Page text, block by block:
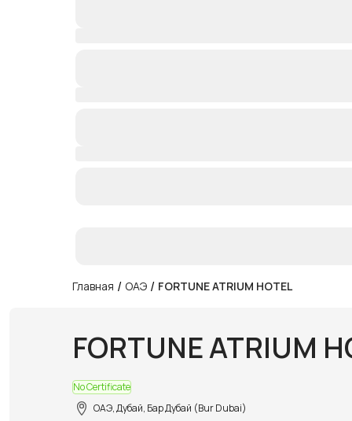
Главная / ОАЭ / FORTUNE ATRIUM HOTEL
FORTUNE ATRIUM
No Certificate
ОАЭ, Дубай, Бар Дубай (Bur Dubai)